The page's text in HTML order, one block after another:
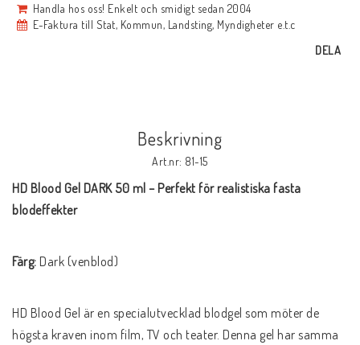
Handla hos oss! Enkelt och smidigt sedan 2004
E-Faktura till Stat, Kommun, Landsting, Myndigheter e.t.c
DELA
Beskrivning
Art.nr: 81-15
HD Blood Gel DARK 50 ml – Perfekt för realistiska fasta
blodeffekter
Färg: Dark (venblod)
HD Blood Gel är en specialutvecklad blodgel som möter de
högsta kraven inom film, TV och teater. Denna gel har samma